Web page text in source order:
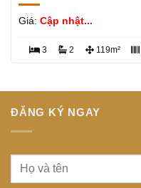
Giá: Cập nhật...
3 2 119m²
ĐĂNG KÝ NGAY